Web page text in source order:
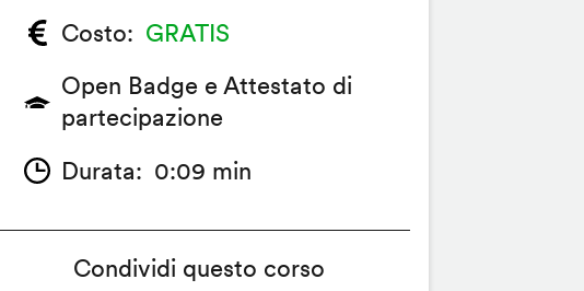
Costo
GRATIS
Open Badge e Attestato di
partecipazione
Durata
0:09 min
Condividi questo corso